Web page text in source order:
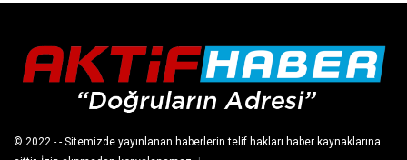
© 2022 - - Sitemizde yayınlanan haberlerin telif hakları haber kaynaklarına